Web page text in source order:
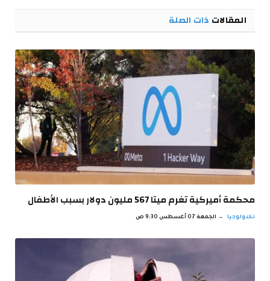
المقالات ذات الصلة
محكمة أميركية تغرم ميتا 567 مليون دولار بسبب الأطفال
تكنولوجيا الجمعة 07 أغسطس 9:30 ص